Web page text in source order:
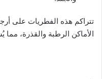
تتراكم هذه الفطريات على
الأماكن الرطبة والقذرة،